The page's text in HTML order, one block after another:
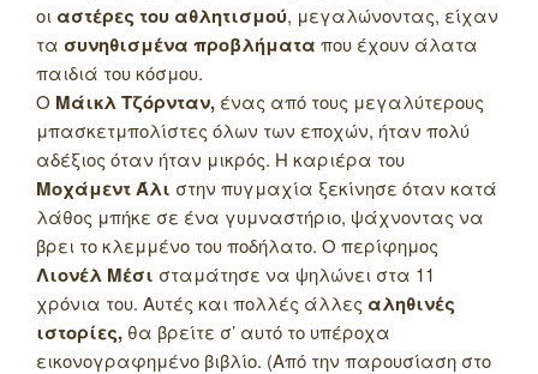
οι αστέρες του αθλητισμού, μεγαλώνοντας, είχαν
τα συνηθισμένα προβλήματα που έχουν άλατα
παιδιά του κόσμου.
Ο Μάικλ Τζόρνταν, ένας από τους μεγαλύτερους
μπασκετμπολίστες όλων των εποχών, ήταν πολύ
αδέξιος όταν ήταν μικρός. Η καριέρα του
Μοχάμεντ Άλι στην πυγμαχία ξεκίνησε όταν κατά
λάθος μπήκε σε ένα γυμναστήριο, ψάχνοντας να
βρει το κλεμμένο του ποδήλατο. Ο περίφημος
Λιονέλ Μέσι σταμάτησε να ψηλώνει στα 11
χρόνια του. Αυτές και πολλές άλλες αληθινές
ιστορίες, θα βρείτε σ’ αυτό το υπέροχα
εικονογραφημένο βιβλίο. (Από την παρουσίαση στο